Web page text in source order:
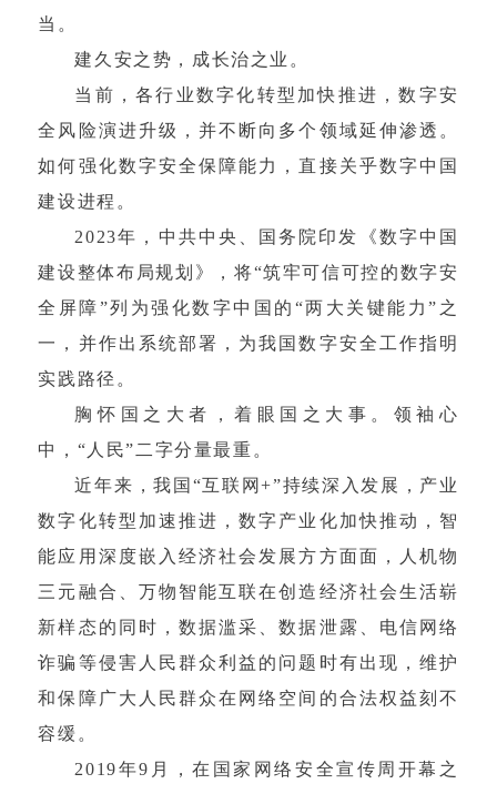
当。
建久安之势，成长治之业。
当前，各行业数字化转型加快推进，数字安
全风险演进升级，并不断向多个领域延伸渗透。
如何强化数字安全保障能力，直接关乎数字中国
建设进程。
2023年，中共中央、国务院印发《数字中国
建设整体布局规划》，将“筑牢可信可控的数字安
全屏障”列为强化数字中国的“两大关键能力”之
一，并作出系统部署，为我国数字安全工作指明
实践路径。
胸怀国之大者，着眼国之大事。领袖心
中，“人民”二字分量最重。
近年来，我国“互联网+”持续深入发展，产业
数字化转型加速推进，数字产业化加快推动，智
能应用深度嵌入经济社会发展方方面面，人机物
三元融合、万物智能互联在创造经济社会生活崭
新样态的同时，数据滥采、数据泄露、电信网络
诈骗等侵害人民群众利益的问题时有出现，维护
和保障广大人民群众在网络空间的合法权益刻不
容缓。
2019年9月，在国家网络安全宣传周开幕之